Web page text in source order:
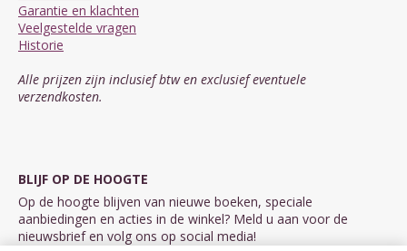
Garantie en klachten
Veelgestelde vragen
Historie
Alle prijzen zijn inclusief btw en exclusief eventuele
verzendkosten.
BLIJF OP DE HOOGTE
Op de hoogte blijven van nieuwe boeken, speciale
aanbiedingen en acties in de winkel? Meld u aan voor de
nieuwsbrief en volg ons op social media!